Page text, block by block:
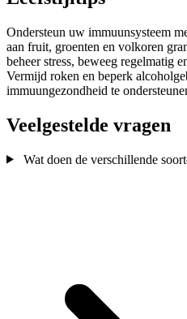
Ondersteun uw immuunsysteem
aan fruit, groenten en volkoren
beheer stress, beweeg regelmatig
Vermijd roken en beperk
immuungezondheid te
Veelgestelde vragen
Wat doen de verschillende